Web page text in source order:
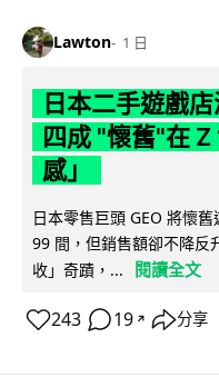
Lawton 1 日
日本二手遊戲
四成 "懷舊"在
感」
日本零售巨頭 GEO 將懷
99 間，但銷售額卻不降反
收」奇蹟，...
閱讀全文
243 19 ↗ 分享